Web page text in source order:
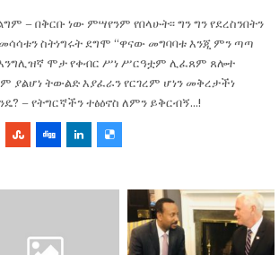
– በቅርቡ ነው ምሣየንም የበላሁት፡፡ ግን ግን የደረስንበትን
ስትነግሩት ደግሞ “ዋናው መግባባቱ እንጂ ምን ጣጣ
እንግሊዝኛ ሞታ የቀብር ሥነ ሥርዓቷም ሊፈጸም ጸሎተ
ያልሆነ ትውልድ እያፈራን የርገረም ሆነን መቅረታችነ
– የትግርኛችን ተፅዕኖስ ለምን ይቅርብኝ…!